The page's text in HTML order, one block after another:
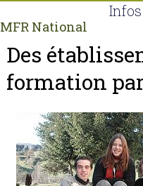
MFR National
Des
formation